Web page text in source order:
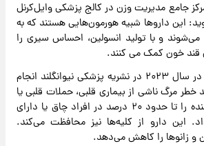
جامع مدیریت وزن در کالج پزشکی وایل‌کرنل
این‌ داروها شبیه هورمون‌هایی هستند که به
می‌شوند و با تولید انسولین، احساس سیری را
قند خون کمک می کنند.
بر اساس مطالعه‌ای که در سال ۲۰۲۳ در نشریه پزشکی نیوانگلند انجام
خطر مرگ ناشی از بیماری قلبی، حملات قلبی یا
سکته‌های مغزی غیرکشنده را تا حدود ۲۰ درصد در افراد چاق یا دارای
این دارو از کلیه‌ها نیز محافظت می‌کند.
و زانوها را کاهش می‌دهد.